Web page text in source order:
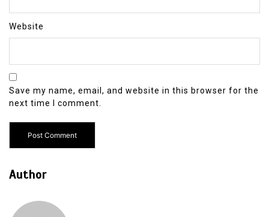
Website
Save my name, email, and website in this browser for the
next time I comment.
Author